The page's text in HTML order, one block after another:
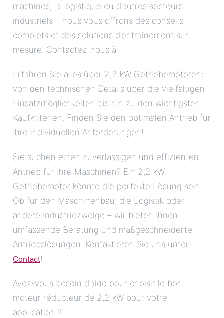
machines, la logistique ou d’autres secteurs
industriels – nous vous offrons des conseils
complets et des solutions d’entraînement sur
mesure. Contactez-nous à
Erfahren Sie alles über 2,2 kW Getriebemotoren:
von den technischen Details über die vielfältigen
Einsatzmöglichkeiten bis hin zu den wichtigsten
Kaufkriterien. Finden Sie den optimalen Antrieb für
Ihre individuellen Anforderungen!
Sie suchen einen zuverlässigen und effizienten
Antrieb für Ihre Maschinen? Ein 2,2 kW
Getriebemotor könnte die perfekte Lösung sein.
Ob für den Maschinenbau, die Logistik oder
andere Industriezweige – wir bieten Ihnen
umfassende Beratung und maßgeschneiderte
Antriebslösungen. Kontaktieren Sie uns unter
Contact!
Avez-vous besoin d’aide pour choisir le bon
moteur réducteur de 2,2 kW pour votre
application ?